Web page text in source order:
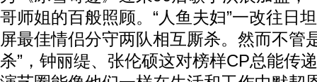
哥师姐的百般照顾。“人鱼夫妇”一改往日
屏最佳情侣分守两队相互厮杀。然而不管
杀”，钟丽缇、张伦硕这对榜样CP总能传
动物系恋人啊 | 钟欣潼体验爱情哲学 南